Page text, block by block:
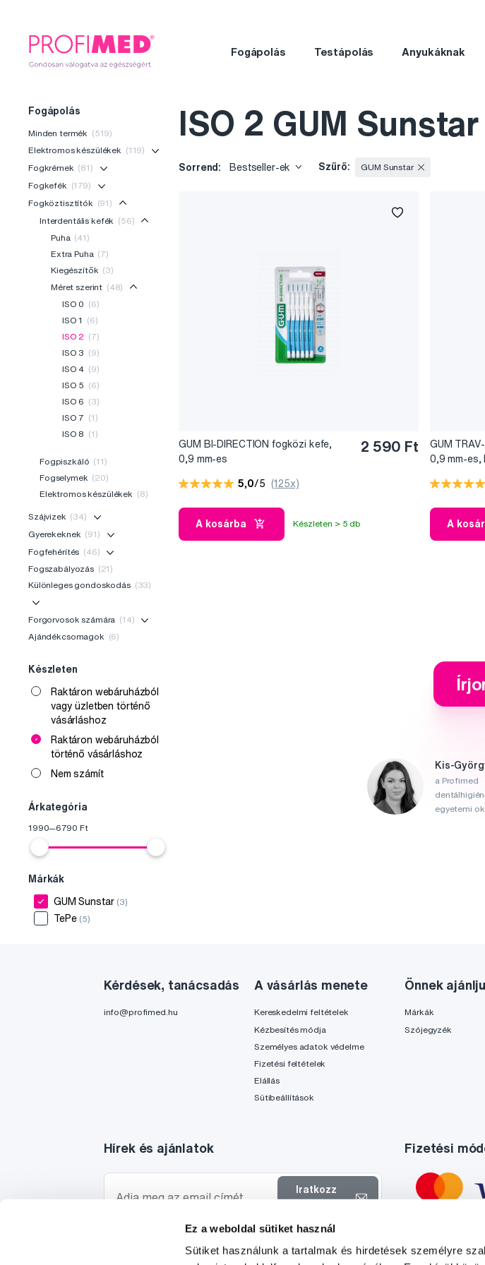
Ez a weboldal sütiket használ
Sütiket használunk a tartalmak és hirdetések személyre
Fogápolás Testápolás Anyukáknak
Fogápolás
Minden termék (519)
Elektromos készülékek (119)
Fogkrémek (81)
Fogkefék
(179)
Fogköztisztítók
(91)
Interdentális kefék (56)
Puha (41)
Extra Puha (7)
Kiegészítők (3)
Méret szerint (48)
ISO 0 (6)
ISO 1 (6)
ISO 2 (7)
ISO 3 (9)
ISO 4 (9)
ISO 5 (6)
ISO 6 (3)
ISO 7 (1)
ISO 8 (1)
Fogpiszkáló (11)
Fogselymek (20)
Elektromos készülékek (8)
Szájvizek (34)
Gyerekeknek (91)
Fogfehérítés (46)
Fogszabályozás (21)
Különleges gondoskodás (33)
Forgorvosok számára (14)
Ajándékcsomagok
(6)
Készleten
Raktáron webáruházból
vagy üzletben történő
vásárláshoz
Raktáron webáruházból
történő vásárláshoz
Nem számít
Árkategória
1990—6790 Ft
Márkák
GUM Sunstar (3)
TePe (5)
ISO 2 GUM Sunstar
Sorrend: Bestseller-ek Szűrő: GUM Sunstar
GUM BI-DIRECTION fogközi kefe,
0,9 mm-es
2 590 Ft
5,0/5 (125x)
A kosárba Készleten > 5 db
GUM
0,9 mm-es,
A
Kis-
a Profimed
egyetemi
Kérdések, tanácsadás
info@profimed.hu
A vásárlás menete
Kereskedelmi feltételek
Kézbesítés módja
Személyes adatok védelme
Fizetési feltételek
Elállás
Sütibeállítások
Önnek
Márkák
Szójegyzék
Hírek és ajánlatok
Iratkozz
Szeretnék tájékoztatást kapni a hírekről és ajánlatokról és
egyetértek a személyes
adataim feldolgozásával
Fizetési